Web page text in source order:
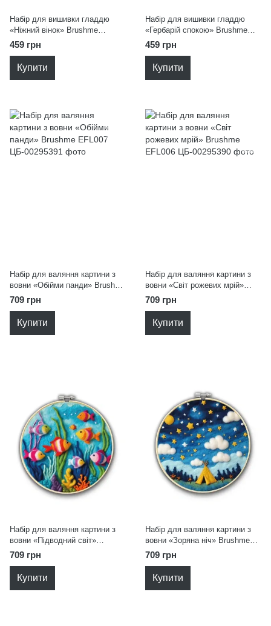
Набір для вишивки гладдю
«Ніжний вінок» Brushme
EMBR003
459 грн
Купити
Набір для вишивки гладдю
«Гербарій спокою» Brushme
EMBR002
459 грн
Купити
Набір для валяння картини з
вовни «Обійми панди» Brushme
EFL007
709 грн
Купити
Набір для валяння картини з
вовни «Світ рожевих мрій»
Brushme EFL006
709 грн
Купити
Набір для валяння картини з
вовни «Підводний світ»
Brushme EFL005
709 грн
Купити
Набір для валяння картини з
вовни «Зоряна ніч» Brushme
EFL004
709 грн
Купити